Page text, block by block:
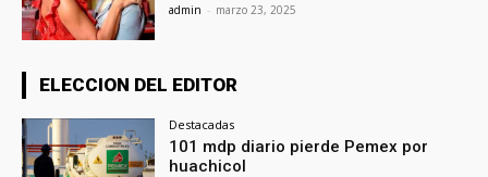
admin - marzo 23, 2025
ELECCION DEL EDITOR
Destacadas
101 mdp diario pierde Pemex por
huachicol